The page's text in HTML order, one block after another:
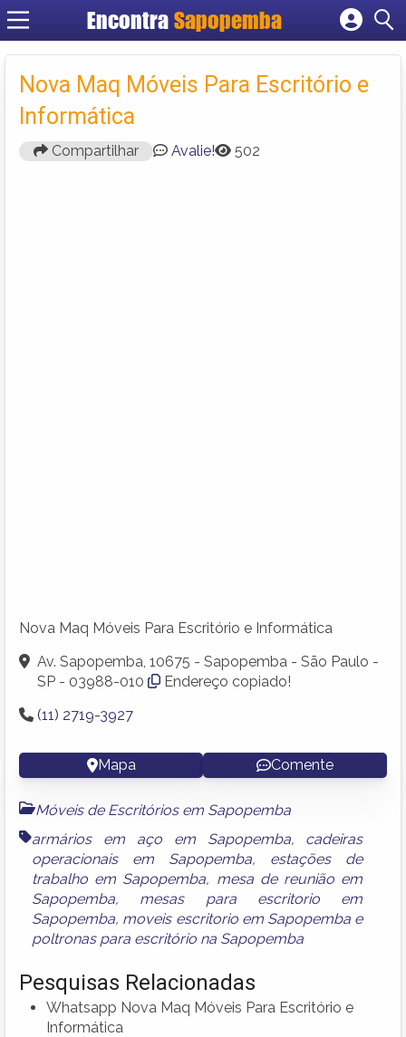
Encontra Sapopemba
Cadastrar empresa
Criar conta
Nova Maq Móveis Para Escritório e
Informática
Compartilhar Avalie! 502
Nova Maq Móveis Para Escritório e Informática
Av. Sapopemba, 10675 - Sapopemba - São Paulo -
SP - 03988-010
Endereço copiado!
(11) 2719-3927
Mapa Comente
Móveis de Escritórios em Sapopemba
armários em aço em Sapopemba, cadeiras
operacionais em Sapopemba, estações de
trabalho em Sapopemba, mesa de reunião em
Sapopemba, mesas para escritorio em
Sapopemba, moveis escritorio em Sapopemba e
poltronas para escritório na Sapopemba
Pesquisas Relacionadas
Whatsapp Nova Maq Móveis Para Escritório e
Informática